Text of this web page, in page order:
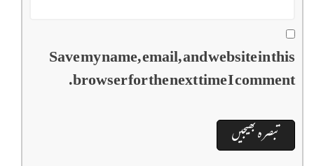
Save my name, email, and website in this
browser for the next time I comment.